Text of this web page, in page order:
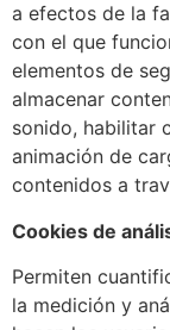
a efectos de la
con el que
elementos de
almacenar
sonido, habilitar
animación de
contenidos a
Cookies de
Permiten
la medición y